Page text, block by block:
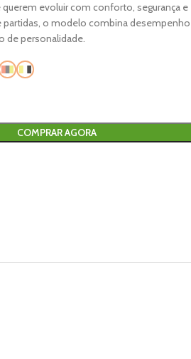
evoluir com conforto, segurança
partidas, o modelo combina
de personalidade.
COMPRAR AGORA